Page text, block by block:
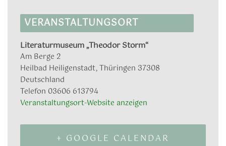
VERANSTALTUNGSORT
Literaturmuseum „Theodor Storm“
Am Berge 2
Heilbad Heiligenstadt,Thüringen 37308
Deutschland
Telefon 03606 613794
Veranstaltungsort-Website anzeigen
+ GOOGLE CALENDAR